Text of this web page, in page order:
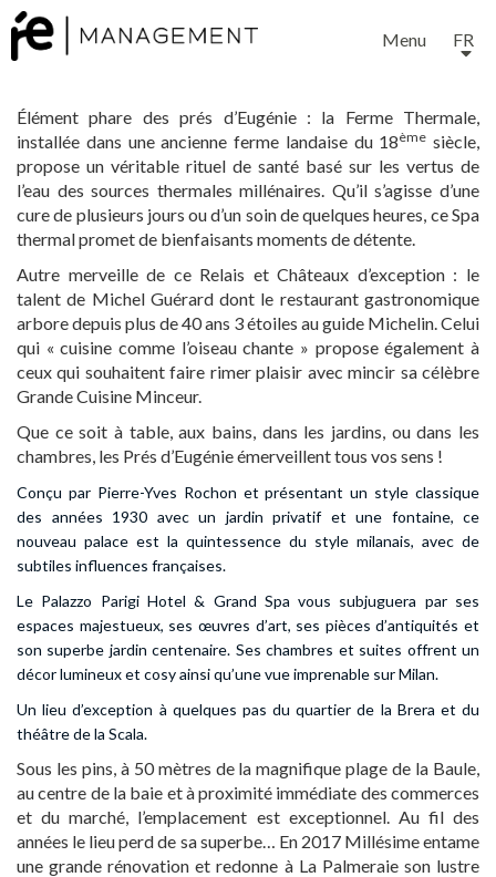
Menu FR
Élément phare des prés d’Eugénie : la Ferme Thermale,
installée dans une ancienne ferme landaise du 18ème siècle,
propose un véritable rituel de santé basé sur les vertus de
l’eau des sources thermales millénaires. Qu’il s’agisse d’une
cure de plusieurs jours ou d’un soin de quelques heures, ce Spa
thermal promet de bienfaisants moments de détente.
Autre merveille de ce Relais et Châteaux d’exception : le
talent de Michel Guérard dont le restaurant gastronomique
arbore depuis plus de 40 ans 3 étoiles au guide Michelin. Celui
qui « cuisine comme l’oiseau chante » propose également à
ceux qui souhaitent faire rimer plaisir avec mincir sa célèbre
Grande Cuisine Minceur.
Que ce soit à table, aux bains, dans les jardins, ou dans les
chambres, les Prés d’Eugénie émerveillent tous vos sens !
Conçu par Pierre-Yves Rochon et présentant un style classique
des années 1930 avec un jardin privatif et une fontaine, ce
nouveau palace est la quintessence du style milanais, avec de
subtiles influences françaises.
Le Palazzo Parigi Hotel & Grand Spa vous subjuguera par ses
espaces majestueux, ses œuvres d’art, ses pièces d’antiquités et
son superbe jardin centenaire. Ses chambres et suites offrent un
décor lumineux et cosy ainsi qu’une vue imprenable sur Milan.
Un lieu d’exception à quelques pas du quartier de la Brera et du
théâtre de la Scala.
Sous les pins, à 50 mètres de la magnifique plage de la Baule,
au centre de la baie et à proximité immédiate des commerces
et du marché, l’emplacement est exceptionnel. Au fil des
années le lieu perd de sa superbe… En 2017 Millésime entame
une grande rénovation et redonne à La Palmeraie son lustre